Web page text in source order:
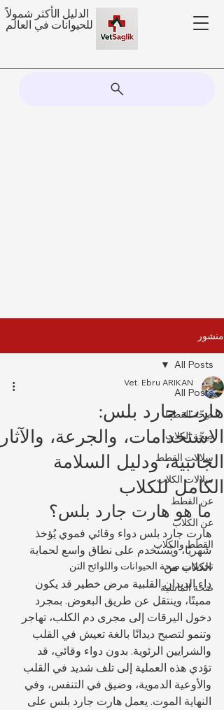
الدليل الأكثر شمولاً
للحيوانات في العالم
منشور
All Posts
صِحّة القطط
صِحّة الكلاب
سلالات القطط
سلالات الكلاب
عن القطط
عن الكلاب
القطط والكلاب
تحديثات صحة الحيوانات واللوائح التن
صحة الماشية
All Posts
هارت جارد بلس:
الاستخدامات، والجرعة، والآثار
الجانبية، ودليل السلامة
الكامل للكلاب
Vet. Ebru ARIKAN
ما هو هارت جارد بلس؟
هارت جارد بلس دواء وقائي فموي يُؤخذ
شهريًا، ويُستخدم على نطاق واسع لحماية
الكلاب من
داء الديدان القلبية مرض خطير قد يكون
مميتًا، وينتقل عن طريق البعوض. بمجرد
دخول اليرقات إلى مجرى دم الكلب، تهاجر
وتنمو لتصبح ديدانًا بالغة تعيش في القلب
والشرايين الرئوية. بدون دواء وقائي، قد
تؤدي هذه العملية إلى تلف شديد في القلب
والأوعية الدموية، وضيق في التنفس، وفي
النهاية الموت. يعمل هارت جارد بلس على